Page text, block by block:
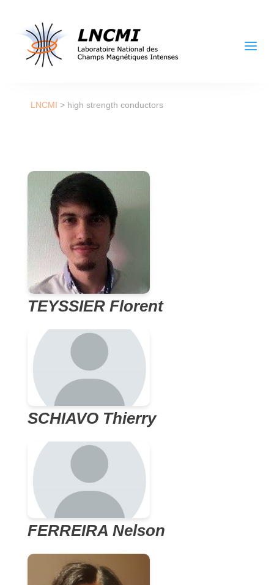
a
LNCMI > high strength conductors
TEYSSIER Florent
SCHIAVO Thierry
FERREIRA Nelson